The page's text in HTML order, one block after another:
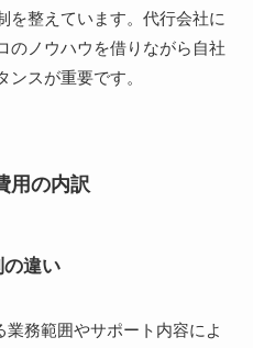
を整えています。代行会社に
のノウハウを借りながら自社
スが重要です。
用の内訳
の違い
務範囲やサポート内容によ